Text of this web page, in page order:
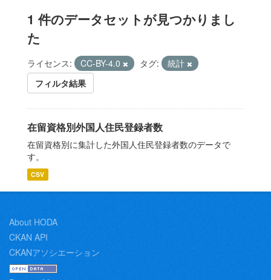
1 件のデータセットが見つかりまし
た
ライセンス: CC-BY-4.0 タグ:
統計
フィルタ結果
在留資格別外国人住民登録者数
在留資格別に集計した外国人住民登録者数のデータで
す。
CSV
About HODA
CKAN API
CKANアソシエーション